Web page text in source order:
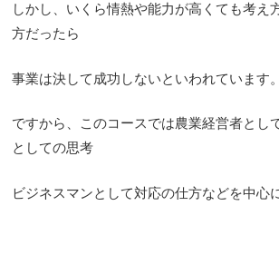
しかし、いくら情熱や能力が高くても考え
方だったら
事業は決して成功しないといわれています。
ですから、このコースでは農業経営者とし
としての思考
ビジネスマンとして対応の仕方などを中心